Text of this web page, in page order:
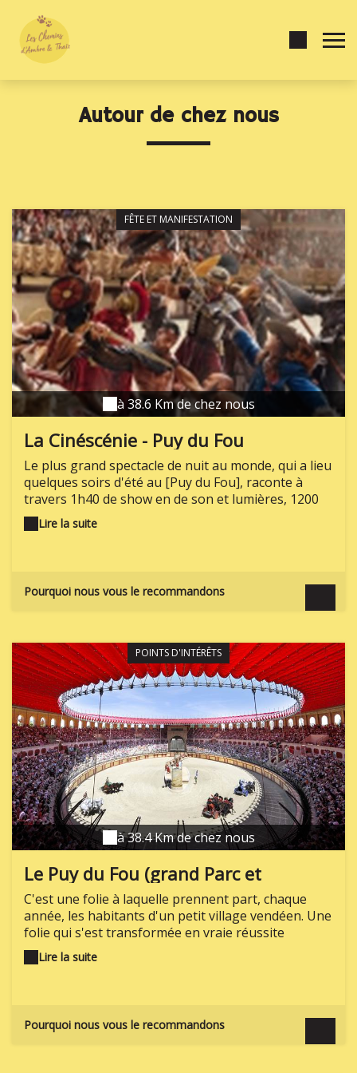
Autour de chez nous
FÊTE ET MANIFESTATION
à 38.6 Km de chez nous
La Cinéscénie - Puy du Fou
Le plus grand spectacle de nuit au monde, qui a lieu
quelques soirs d'été au [Puy du Fou], raconte à
travers 1h40 de show en de son et lumières, 1200
comédiens et danseurs mis en scène sur 23
hectares de scène, l'histoire d'une famille
Lire la suite
Pourquoi nous vous le recommandons
POINTS D'INTÉRÊTS
à 38.4 Km de chez nous
Le Puy du Fou (grand Parc et
Cinéscénie)
C'est une folie à laquelle prennent part, chaque
année, les habitants d'un petit village vendéen. Une
folie qui s'est transformée en vraie réussite
mondialement reconnue, un parc thématique qui,
depuis sa création en 1977, a été sacré parc préféré
de visiteurs se sont ainsi rendus dans ce site hors
du commun : le Puy du Fou. Vous voici parti pour
une vraie plongée dans l'Histoire ! Pas loin de 60
Lire la suite
Pourquoi nous vous le recommandons